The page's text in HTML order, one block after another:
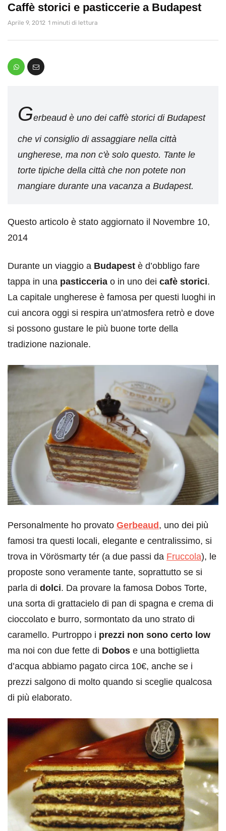
Caffè storici e pasticcerie a Budapest
Aprile 9, 2012 1 minuti di lettura
Gerbeaud è uno dei caffè storici di Budapest
che vi consiglio di assaggiare nella città
ungherese, ma non c'è solo questo. Tante le
torte tipiche della città che non potete non
mangiare durante una vacanza a Budapest.
Questo articolo è stato aggiornato il Novembre 10,
2014
Durante un viaggio a Budapest è d’obbligo fare
tappa in una pasticceria o in uno dei cafè storici.
La capitale ungherese è famosa per questi luoghi in
cui ancora oggi si respira un’atmosfera retrò e dove
si possono gustare le più buone torte della
tradizione nazionale.
Personalmente ho provato Gerbeaud, uno dei più
famosi tra questi locali, elegante e centralissimo, si
trova in Vörösmarty tér (a due passi da Fruccola), le
proposte sono veramente tante, soprattutto se si
parla di dolci. Da provare la famosa Dobos Torte,
una sorta di grattacielo di pan di spagna e crema di
cioccolato e burro, sormontato da uno strato di
caramello. Purtroppo i prezzi non sono certo low
ma noi con due fette di Dobos e una bottiglietta
d’acqua abbiamo pagato circa 10€, anche se i
prezzi salgono di molto quando si sceglie qualcosa
di più elaborato.